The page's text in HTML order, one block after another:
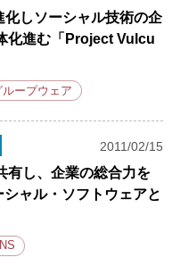
しソーシャル技術の企
化進む「Project Vulcu
ループウェア
2011/02/15
有し、企業の総合力を
ャル・ソフトウェアと